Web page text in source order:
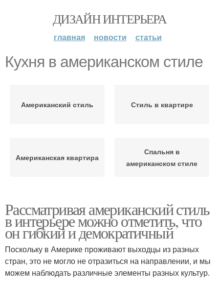
ДИЗАЙН ИНТЕРЬЕРА
главная новости статьи
Кухня в американском стиле
Американский стиль Стиль в квартире
Американская квартира
Спальня в
американском стиле
Рассматривая американский стиль
в интерьере можно отметить, что
он гибкий и демократичный
Поскольку в Америке проживают выходцы из разных
стран, это не могло не отразиться на направлении, и мы
можем наблюдать различные элементы разных культур.